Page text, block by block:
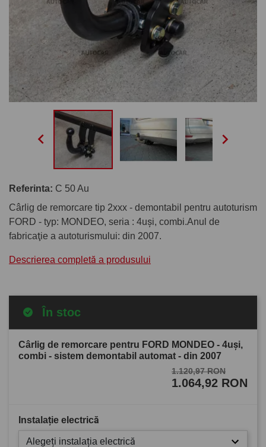
 
Referinta: C 50 Au
Cârlig de remorcare tip 2xxx - demontabil pentru autoturism
FORD - typ: MONDEO, seria : 4uşi, combi.Anul de
fabricaţie a autoturismului: din 2007.
Descrierea completă a produsului
În stoc
Cârlig de remorcare pentru FORD MONDEO - 4uşi,
combi - sistem demontabil automat - din 2007
1.120,97 RON
1.064,92 RON
Instalație electrică
Alegeți instalația electrică